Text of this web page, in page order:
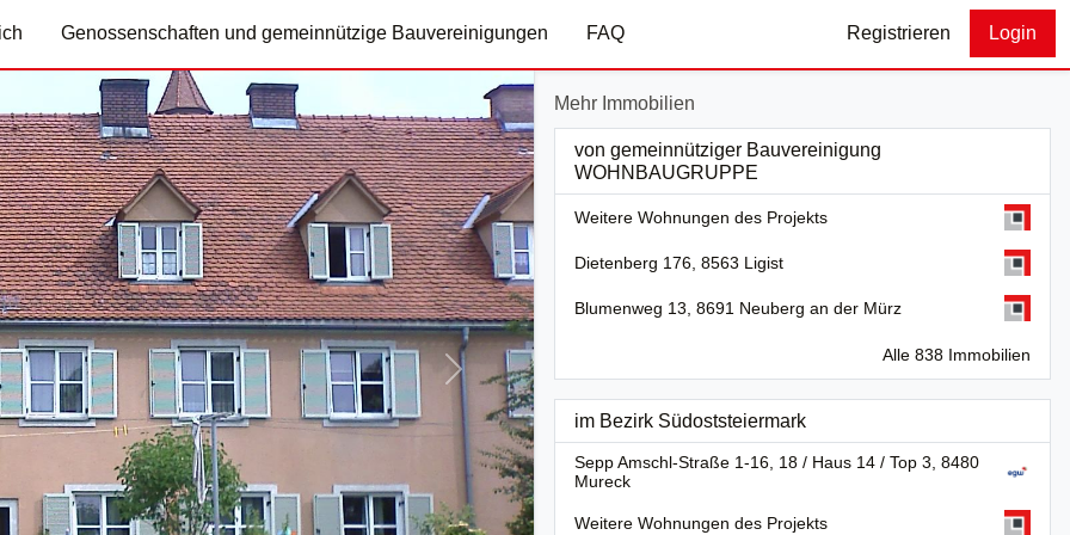
Genossenschaften und gemeinnützige Bauvereinigungen FAQ Registrieren Login
Nächste
Mehr Immobilien
von gemeinnütziger Bauvereinigung
WOHNBAUGRUPPE
Weitere Wohnungen des Projekts
Dietenberg 176, 8563 Ligist
Blumenweg 13, 8691 Neuberg an der Mürz
Alle 838 Immobilien
im Bezirk Südoststeiermark
Sepp Amschl-Straße 1-16, 18 / Haus 14 / Top 3, 8480
Mureck
Weitere Wohnungen des Projekts